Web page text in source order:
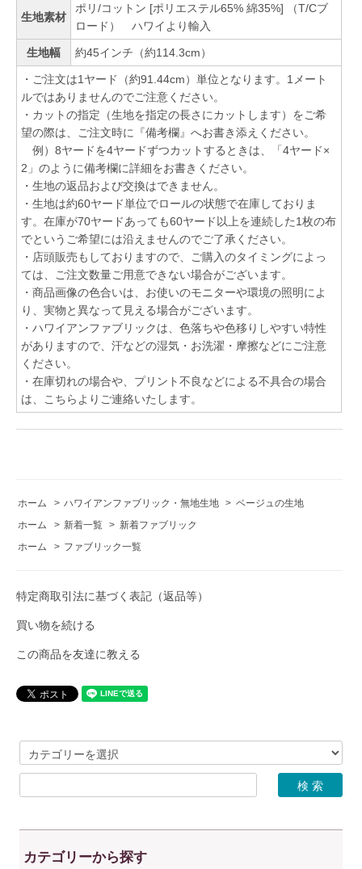
生地素材
ポリ/コットン [ポリエステル65% 綿35%] （T/Cブ
ロード） ハワイより輸入
生地幅 約45インチ（約114.3cm）
・ご注文は1ヤード（約91.44cm）単位となります。1メート
ルではありませんのでご注意ください。
・カットの指定（生地を指定の長さにカットします）をご希
望の際は、ご注文時に『備考欄』へお書き添えください。
例）8ヤードを4ヤードずつカットするときは、「4ヤード×
2」のように備考欄に詳細をお書きください。
・生地の返品および交換はできません。
・生地は約60ヤード単位でロールの状態で在庫しておりま
す。在庫が70ヤードあっても60ヤード以上を連続した1枚の布
でというご希望には沿えませんのでご了承ください。
・店頭販売もしておりますので、ご購入のタイミングによっ
ては、ご注文数量ご用意できない場合がございます。
・商品画像の色合いは、お使いのモニターや環境の照明によ
り、実物と異なって見える場合がございます。
・ハワイアンファブリックは、色落ちや色移りしやすい特性
がありますので、汗などの湿気・お洗濯・摩擦などにご注意
ください。
・在庫切れの場合や、プリント不良などによる不具合の場合
は、こちらよりご連絡いたします。
ホーム > ハワイアンファブリック・無地生地 > ベージュの生地
ホーム
> 新着一覧 > 新着ファブリック
ホーム
> ファブリック一覧
特定商取引法に基づく表記（返品等）
買い物を続ける
この商品を友達に教える
カテゴリーから探す